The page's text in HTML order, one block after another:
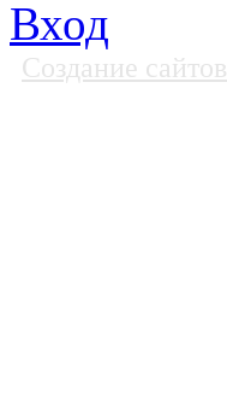
Вход
Создание сайтов